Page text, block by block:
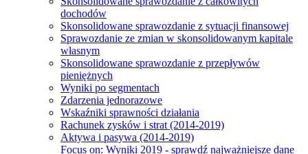
dochodów
Skonsolidowane sprawozdanie z sytuacji finansowej
Sprawozdanie ze zmian w skonsolidowanym kapitale
własnym
Skonsolidowane sprawozdanie z przepływów
pieniężnych
Wyniki po segmentach
Zdarzenia jednorazowe
Wskaźniki sprawności działania
Rachunek zysków i strat (2014-2019)
Aktywa i pasywa (2014-2019)
Focus on: Wyniki 2019 - sprawdź najważniejsze dane